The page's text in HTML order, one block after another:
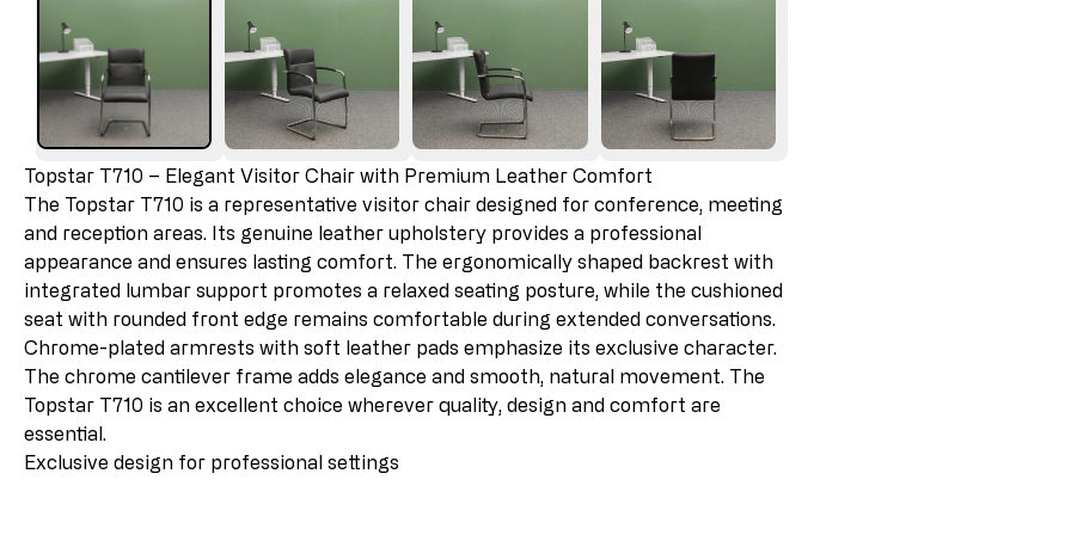
Topstar T710 – Elegant Visitor Chair with Premium Leather Comfort
The Topstar T710 is a representative visitor chair designed for conference, meeting
and reception areas. Its genuine leather upholstery provides a professional
appearance and ensures lasting comfort. The ergonomically shaped backrest with
integrated lumbar support promotes a relaxed seating posture, while the cushioned
seat with rounded front edge remains comfortable during extended conversations.
Chrome-plated armrests with soft leather pads emphasize its exclusive character.
The chrome cantilever frame adds elegance and smooth, natural movement. The
Topstar T710 is an excellent choice wherever quality, design and comfort are
essential.
Exclusive design for professional settings